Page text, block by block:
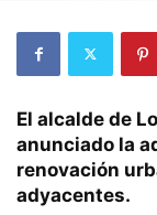
El alcalde de
anunciado la
renovación
adyacentes.